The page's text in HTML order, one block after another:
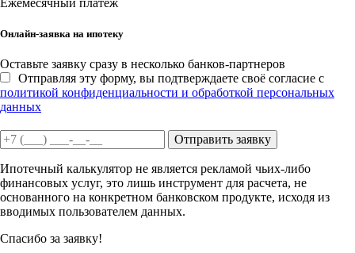
Онлайн-заявка на ипотеку
Оставьте заявку сразу в несколько банков-партнеров
Отправляя эту форму, вы подтверждаете своё согласие с
политикой конфиденциальности и обработкой персональных
данных
Отправить заявку
Ипотечный калькулятор не является рекламой чьих-либо
финансовых услуг, это лишь инструмент для расчета, не
основанного на конкретном банковском продукте, исходя из
вводимых пользователем данных.
Спасибо за заявку!